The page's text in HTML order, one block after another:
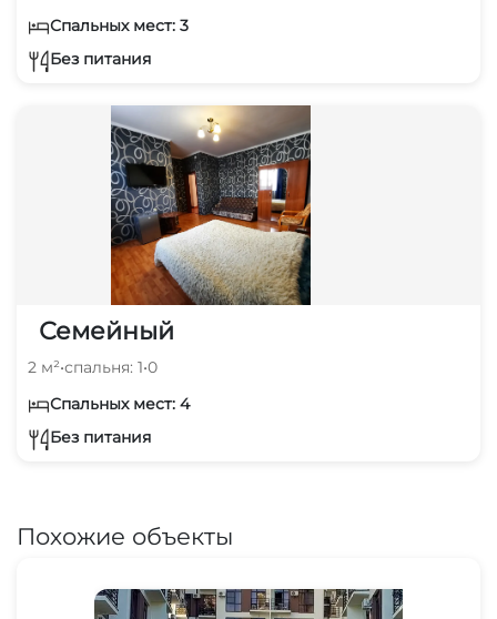
Спальных мест: 3
Без питания
Семейный
2 м²•спальня: 1•0
Спальных мест: 4
Без питания
Похожие объекты